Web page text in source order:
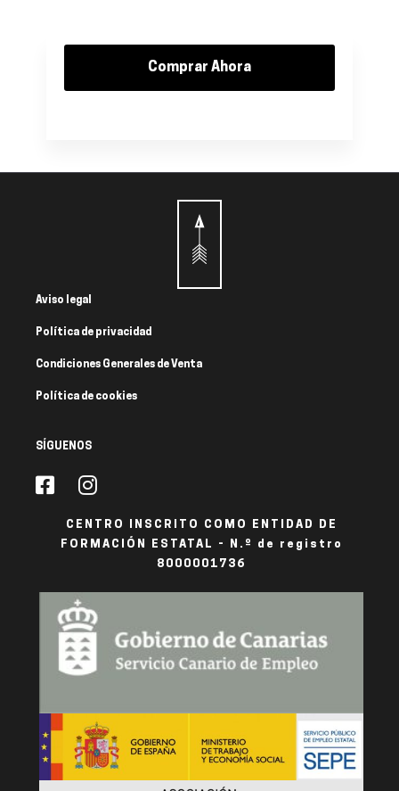
Comprar Ahora
Aviso legal
Política de privacidad
Condiciones Generales de Venta
Política de cookies
SÍGUENOS
CENTRO INSCRITO COMO ENTIDAD DE
FORMACIÓN ESTATAL - N.º de registro
8000001736